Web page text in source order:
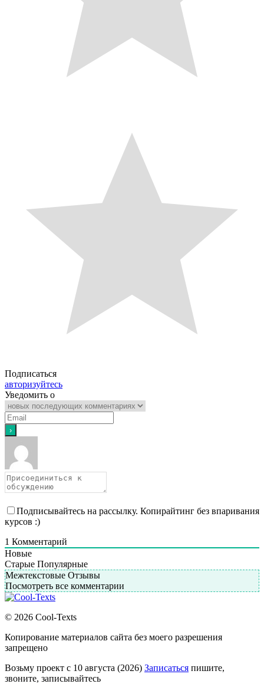
Подписаться
авторизуйтесь
Уведомить о
Подписывайтесь на рассылку. Копирайтинг без впаривания
курсов :)
1 Комментарий
Новые
Старые Популярные
Межтекстовые Отзывы
Посмотреть все комментарии
© 2026 Cool-Texts
Копирование материалов сайта без моего разрешения
запрещено
Возьму проект с 10 августа (2026) Записаться пишите,
звоните, записывайтесь